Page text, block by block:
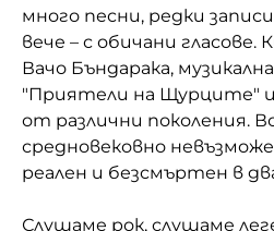
много песни, редки
вече – с обичани гласове.
Вачо Бъндарака,
"Приятели на Щурците"
от различни поколения.
средновековно
реален и безсмъртен в
Слушаме рок, слушаме